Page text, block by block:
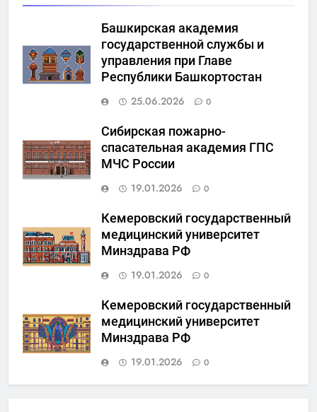
Башкирская академия
государственной службы и
управления при Главе
Республики Башкортостан
25.06.2026
0
Сибирская пожарно-
спасательная академия ГПС
МЧС России
19.01.2026
0
Кемеровский государственный
медицинский университет
Минздрава РФ
19.01.2026
0
Кемеровский государственный
медицинский университет
Минздрава РФ
19.01.2026
0